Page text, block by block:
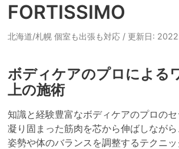
FORTISSIMO
北海道/札幌 個室も出張も対応 / 更新日:
ボディケアのプロによる
上の施術
知識と経験豊富なボディケアのプロのセ
凝り固まった筋肉を芯から伸ばしながら
姿勢や体のバランスを調整するテクニッ